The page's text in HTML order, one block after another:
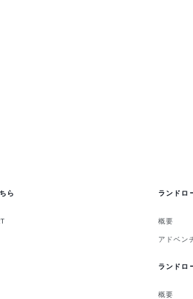
ら ランドロ
概要
アドベン
ランドロ
概要